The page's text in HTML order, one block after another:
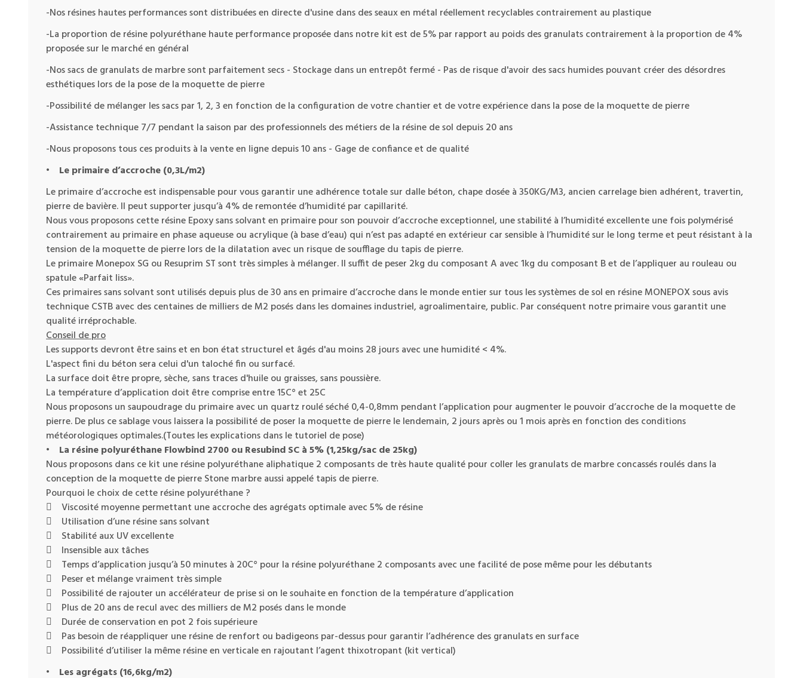
-Nos résines hautes performances sont distribuées en directe d'usine dans des seaux en métal réellement recyclables contrairement au plastique
-La proportion de résine polyuréthane haute performance proposée dans notre kit est de 5% par rapport au poids des granulats contrairement à la proportion de 4%
proposée sur le marché en général
-Nos sacs de granulats de marbre sont parfaitement secs - Stockage dans un entrepôt fermé - Pas de risque d'avoir des sacs humides pouvant créer des désordres
esthétiques lors de la pose de la moquette de pierre
-Possibilité de mélanger les sacs par 1, 2, 3 en fonction de la configuration de votre chantier et de votre expérience dans la pose de la moquette de pierre
-Assistance technique 7/7 pendant la saison par des professionnels des métiers de la résine de sol depuis 20 ans
-Nous proposons tous ces produits à la vente en ligne depuis 10 ans - Gage de confiance et de qualité
•
Le primaire d’accroche(0,3L/m2)
Le primaire d’accroche est indispensable pour vous garantir une adhérence totale sur dalle béton, chape dosée à 350KG/M3, ancien carrelage bien adhérent, travertin,
pierre de bavière. Il peut supporter jusqu’à 4% de remontée d’humidité par capillarité.
Nous vous proposons cette résine Epoxy sans solvant en primaire pour son pouvoir d’accroche exceptionnel, une stabilité à l’humidité excellente une fois polymérisé
contrairement au primaire en phase aqueuse ou acrylique (à base d’eau) qui n’est pas adapté en extérieur car sensible à l’humidité sur le long terme et peut résistant à la
tension de la moquette de pierre lors de la dilatation avec un risque de soufflage du tapis de pierre.
Le primaire Monepox SG ou Resuprim ST sont très simples à mélanger. Il suffit de peser 2kg du composant A avec 1kg du composant B et de l’appliquer au rouleau ou
spatule «Parfait liss».
Ces primaires sans solvant sont utilisés depuis plus de 30 ans en primaire d’accroche dans le monde entier sur tous les systèmes de sol en résine MONEPOX sous avis
technique CSTB avec des centaines de milliers de M2 posés dans les domaines industriel, agroalimentaire, public. Par conséquent notre primaire vous garantit une
qualité irréprochable.
Conseil de pro
Les supports devront être sains et en bon état structurel et âgés d'au moins 28 jours avec une humidité < 4%.
L'aspect fini du béton sera celui d'un taloché fin ou surfacé.
La surface doit être propre, sèche, sans traces d'huile ou graisses, sans poussière.
La température d’application doit être comprise entre 15C° et 25C
Nous proposons un saupoudrage du primaire avec un quartz roulé séché 0,4-0,8mm pendant l’application pour augmenter le pouvoir d’accroche de la moquette de
pierre. De plus ce sablage vous laissera la possibilité de poser la moquette de pierre le lendemain, 2 jours après ou 1 mois après en fonction des conditions
météorologiques optimales.(Toutes les explications dans le tutoriel de pose)
•
La résine polyuréthane Flowbind 2700 ou Resubind SC à 5%(1,25kg/sac de 25kg)
Nous proposons dans ce kit une résine polyuréthane aliphatique 2 composants de très haute qualité pour coller les granulats de marbre concassés roulés dans la
conception de la moquette de pierre Stone marbre aussi appelé tapis de pierre.
Pourquoi le choix de cette résine polyuréthane ?
 Viscosité moyenne permettant une accroche des agrégats optimale avec 5% de résine
 Utilisation d’une résine sans solvant
 Stabilité aux UV excellente
 Insensible aux tâches
 Temps d’application jusqu’à 50 minutes à 20C° pour la résine polyuréthane 2 composants avec une facilité de pose même pour les débutants
 Peser et mélange vraiment très simple
 Possibilité de rajouter un accélérateur de prise si on le souhaite en fonction de la température d’application
 Plus de 20 ans de recul avec des milliers de M2 posés dans le monde
 Durée de conservation en pot 2 fois supérieure
 Pas besoin de réappliquer une résine de renfort ou badigeons par-dessus pour garantir l’adhérence des granulats en surface
 Possibilité d’utiliser la même résine en verticale en rajoutant l’agent thixotropant (kit vertical)
• Les agrégats (16,6kg/m2)